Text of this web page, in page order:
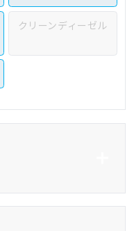
クリーンディーゼル